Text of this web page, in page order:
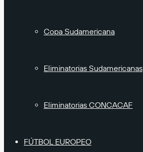
Copa Sudamericana
Eliminatorias Sudamericanas
Eliminatorias CONCACAF
FÚTBOL EUROPEO